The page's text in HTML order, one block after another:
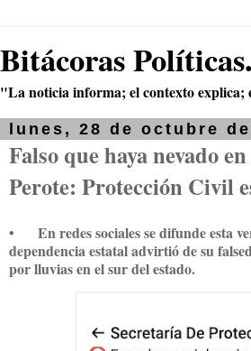
Bitácoras
"La noticia informa; el contexto explica;
lunes, 28 de octubre
Falso que haya nevado
Perote: Protección Civil
•
En redes sociales se difunde esta
dependencia estatal advirtió de su
por lluvias en el sur del estado.